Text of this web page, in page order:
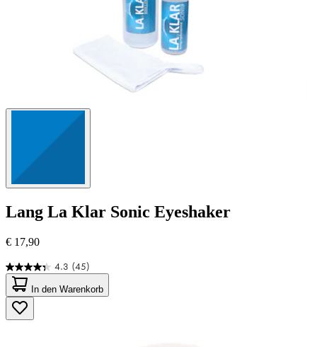
Lang La Klar Sonic Eyeshaker
€ 17,90
4.3 (45)
4.3
von
5
Sternen.
45
In den Warenkorb